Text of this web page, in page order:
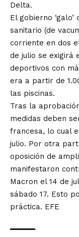
Delta.
El gobierno
sanitario (de
corriente en dos
de julio se exigirá
deportivos con
era a partir de
las piscinas.
Tras la
medidas deben
francesa, lo cual
julio. Por otra
oposición de
manifestaron
Macron el 14 de
sábado 17. Esto
práctica. EFE